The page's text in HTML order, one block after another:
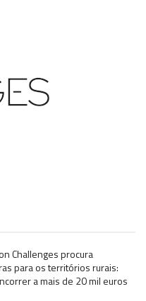
Challenges procura
para os territórios rurais:
a mais de 20 mil euros